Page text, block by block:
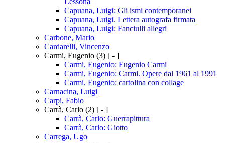
Capuana, Luigi: Gli ismi contemporanei
Capuana, Luigi. Lettera autografa firmata
Capuana, Luigi: Fanciulli allegri
Carbone, Mario
Cardarelli, Vincenzo
Carmi, Eugenio (3) [ - ]
Carmi, Eugenio: Eugenio Carmi
Carmi, Eugenio: Carmi. Opere dal 1961 al 1991
Carmi, Eugenio: cartolina con collage
Carnacina, Luigi
Carpi, Fabio
Carrà, Carlo (2) [ - ]
Carrà, Carlo: Guerrapittura
Carrà, Carlo: Giotto
Carrega, Ugo